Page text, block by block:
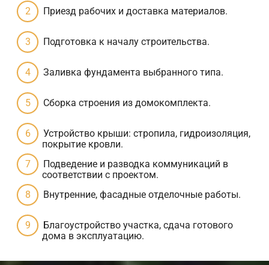
Приезд рабочих и доставка материалов.
Подготовка к началу строительства.
Заливка фундамента выбранного типа.
Сборка строения из домокомплекта.
Устройство крыши: стропила, гидроизоляция,
покрытие кровли.
Подведение и разводка коммуникаций в
соответствии с проектом.
Внутренние, фасадные отделочные работы.
Благоустройство участка, сдача готового
дома в эксплуатацию.